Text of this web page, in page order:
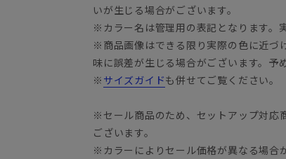
いが生じる場合がございます。
※カラー名は管理用の表記となります。
※商品画像はできる限り実際の色に近づ
味に誤差が生じる場合がございます。予
※ サイズガイドも併せてご覧ください。
※セール商品のため、セットアップ対応
ございます。
※カラーによりセール価格が異なる場合